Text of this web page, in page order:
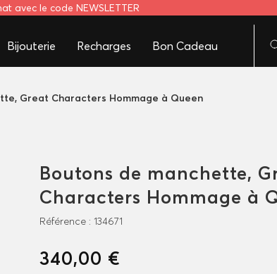
avec le code NEWSLETTER
Bijouterie Recharges Bon Cadeau
Great Characters Hommage à Queen
Boutons de manchette,
Characters Hommage à
Référence : 134671
340,00 €